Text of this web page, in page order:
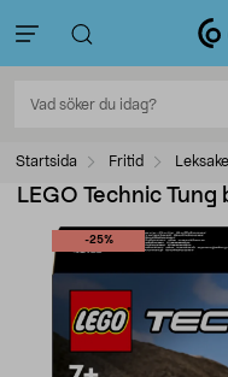
Startsida Fritid
LEGO Technic
-25%